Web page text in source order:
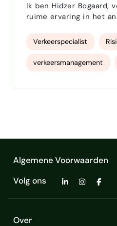
Ik ben Hidzer Bogaard,
ruime ervaring in het
en verkeerssituaties
ruimte. Als externe
overheden en
analyses, datagedreven
ligt in het combineren
Verkeerspecialist
verkeersmanagement
Algemene Voorwaarden
Volg ons
Over